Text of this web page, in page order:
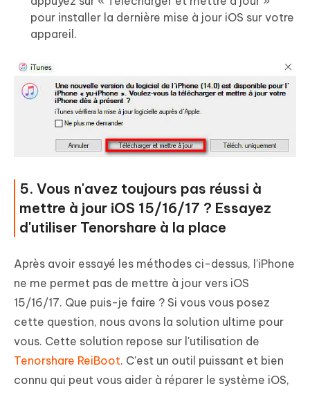
pour installer la dernière mise à jour iOS sur votre
appareil.
5. Vous n'avez toujours pas réussi à
mettre à jour iOS 15/16/17 ? Essayez
d'utiliser Tenorshare à la place
Après avoir essayé les méthodes ci-dessus, l'iPhone
ne me permet pas de mettre à jour vers iOS
15/16/17. Que puis-je faire ? Si vous vous posez
cette question, nous avons la solution ultime pour
vous. Cette solution repose sur l'utilisation de
Tenorshare ReiBoot. C'est un outil puissant et bien
connu qui peut vous aider à réparer le système iOS,